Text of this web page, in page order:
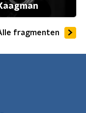
fragmenten